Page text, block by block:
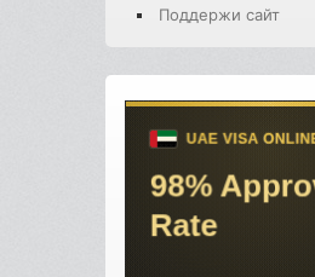
Поддержи сайт